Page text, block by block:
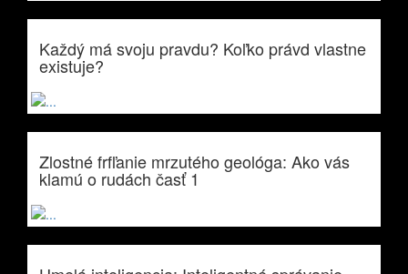
Každý má svoju pravdu? Koľko právd vlastne
existuje?
Zlostné frfľanie mrzutého geológa: Ako vás
klamú o rudách časť 1